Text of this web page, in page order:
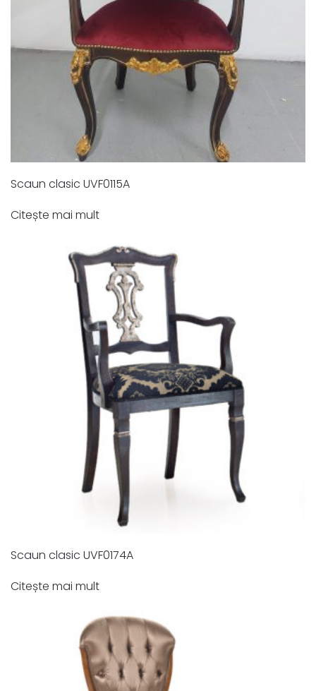
Scaun clasic UVF0115A
Citește mai mult
Scaun clasic UVF0174A
Citește mai mult